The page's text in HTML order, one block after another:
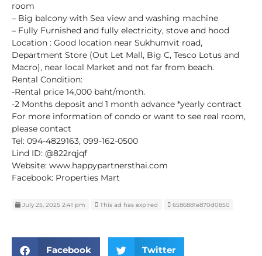
room
– Big balcony with Sea view and washing machine
– Fully Furnished and fully electricity, stove and hood
Location : Good location near Sukhumvit road,
Department Store (Out Let Mall, Big C, Tesco Lotus and
Macro), near local Market and not far from beach.
Rental Condition:
-Rental price 14,000 baht/month.
-2 Months deposit and 1 month advance *yearly contract
For more information of condo or want to see real room,
please contact
Tel: 094-4829163, 099-162-0500
Lind ID: @822rqjqf
Website: www.happypartnersthai.com
Facebook: Properties Mart
July 25, 2025 2:41 pm This ad has expired 6586881e870d0850
Facebook Twitter